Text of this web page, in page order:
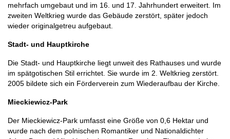
mehrfach umgebaut und im 16. und 17. Jahrhundert erweitert. Im
zweiten Weltkrieg wurde das Gebäude zerstört, später jedoch
wieder originalgetreu aufgebaut.
Stadt- und Hauptkirche
Die Stadt- und Hauptkirche liegt unweit des Rathauses und wurde
im spätgotischen Stil errichtet. Sie wurde im 2. Weltkrieg zerstört.
2005 bildete sich ein Förderverein zum Wiederaufbau der Kirche.
Mieckiewicz-Park
Der Mieckiewicz-Park umfasst eine Größe von 0,6 Hektar und
wurde nach dem polnischen Romantiker und Nationaldichter